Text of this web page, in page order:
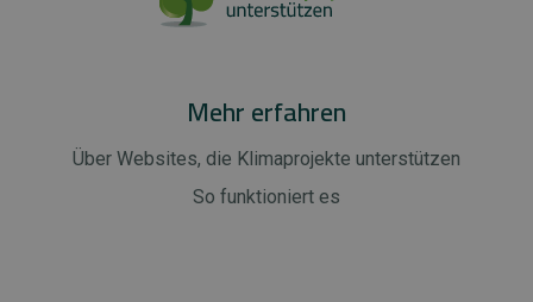
Mehr erfahren
Über Websites, die Klimaprojekte unterstützen
So funktioniert es